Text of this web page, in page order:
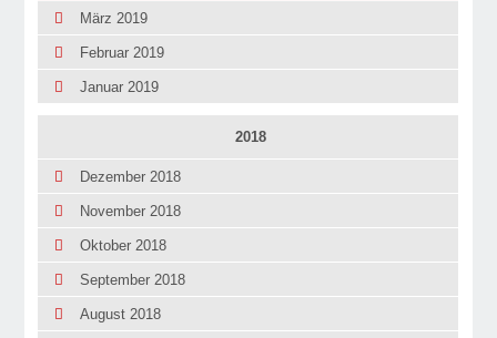
März 2019
Februar 2019
Januar 2019
2018
Dezember 2018
November 2018
Oktober 2018
September 2018
August 2018